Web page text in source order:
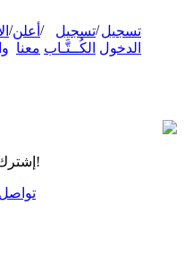
تسجيل
الدخول
/تسجيل
الكُــتَّـاب
/ أعلن
معنا
/
إشترك الآن!